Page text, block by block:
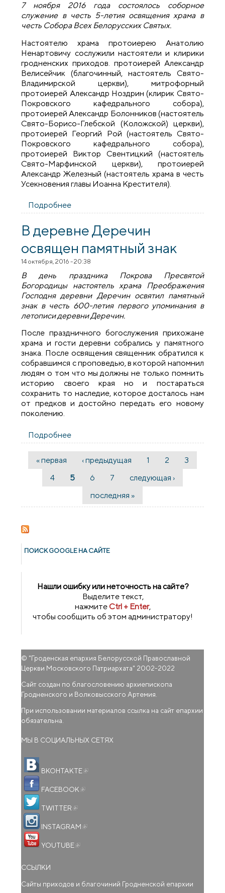
7 ноября 2016 года состоялось соборное
служение в честь 5-летия освящения храма в
честь Собора Всех Белорусских Святых.
Настоятелю храма протоиерею Анатолию
Ненартовичу сослужили настоятели и клирики
гродненских приходов. протоиерей Александр
Велисейчик (благочинный, настоятель Свято-
Владимирской церкви), митрофорный
протоиерей Александр Ноздрин (клирик Свято-
Покровского кафедрального собора),
протоиерей Александр Болонников (настоятель
Свято-Борисо-Глебской (Коложской) церкви),
протоиерей Георгий Рой (настоятель Свято-
Покровского кафедрального собора),
протоиерей Виктор Свентицкий (настоятель
Свято-Марфинской церкви), протоиерей
Александр Железный (настоятель храма в честь
Усекновения главы Иоанна Крестителя).
Подробнее
Собора Всех Белорусских Святых
города Гродно
В деревне Деречин
освящен памятный знак
14 октября, 2016 - 20:38
В день праздника Покрова Пресвятой
Богородицы настоятель храма Преображения
Господня деревни Деречин освятил памятный
знак в честь 600-летия первого упоминания в
летописи деревни Деречин.
После праздничного богослужения прихожане
храма и гости деревни собрались у памятного
знака. После освящения священник обратился к
собравшимся с проповедью, в которой напомнил
людям о том что мы должны не только помнить
историю своего края но и постараться
сохранить то наследие, которое досталось нам
от предков и достойно передать его новому
поколению.
Подробнее
знак
Страницы
« первая ‹ предыдущая 1 2
3
4
5 6 7
следующая ›
последняя »
ПОИСК GOОGLE НА САЙТЕ
Нашли ошибку или неточность на сайте?
Выделите текст,
нажмитеCtrl + Enter,
чтобы сообщить об этом администратору!
© "Гроденская епархия Белорусской Православной
Церкви Московского Патриархата" 2002-2022
Сайт создан по благословению архиепископа
Гродненского и Волковысского Артемия.
При использовании материалов ссылка на сайт епархии
обязательна.
МЫ В СОЦИАЛЬНЫХ СЕТЯХ
ВКОНТАКТЕ
FACEBOOK
TWITTER
INSTAGRAM
YOUTUBE
ССЫЛКИ
Сайты приходов и благочиний Гродненской епархии